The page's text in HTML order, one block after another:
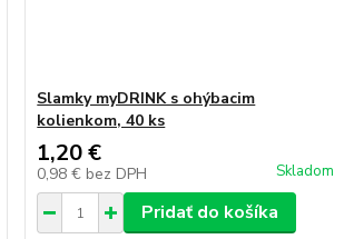
Slamky myDRINK s ohýbacim
kolienkom, 40 ks
1,20 €
0,98 € bez DPH Skladom
Pridať do košíka